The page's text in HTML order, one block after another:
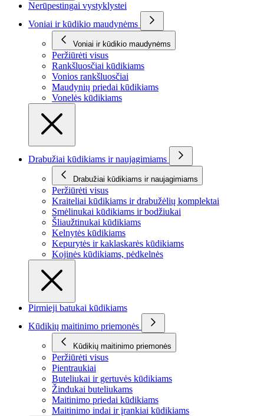
Nerūpestingai vystyklystei
Voniai ir kūdikio maudynėms
Voniai ir kūdikio maudynėms
Peržiūrėti visus
Rankšluosčiai kūdikiams
Vonios rankšluosčiai
Maudynių priedai kūdikiams
Vonelės kūdikiams
Drabužiai kūdikiams ir naujagimiams
Drabužiai kūdikiams ir naujagimiams
Peržiūrėti visus
Kraiteliai kūdikiams ir drabužėlių komplektai
Smėlinukai kūdikiams ir bodžiukai
Šliaužtinukai kūdikiams
Kelnytės kūdikiams
Kepurytės ir kaklaskarės kūdikiams
Kojinės kūdikiams, pėdkelnės
Pirmieji batukai kūdikiams
Kūdikių maitinimo priemonės
Kūdikių maitinimo priemonės
Peržiūrėti visus
Pientraukiai
Buteliukai ir gertuvės kūdikiams
Žindukai buteliukams
Maitinimo priedai kūdikiams
Maitinimo indai ir įrankiai kūdikiams